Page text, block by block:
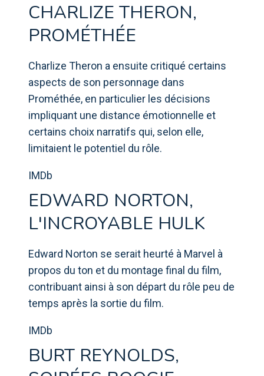
CHARLIZE THERON,
PROMÉTHÉE
Charlize Theron a ensuite critiqué certains
aspects de son personnage dans
Prométhée, en particulier les décisions
impliquant une distance émotionnelle et
certains choix narratifs qui, selon elle,
limitaient le potentiel du rôle.
IMDb
EDWARD NORTON,
L'INCROYABLE HULK
Edward Norton se serait heurté à Marvel à
propos du ton et du montage final du film,
contribuant ainsi à son départ du rôle peu de
temps après la sortie du film.
IMDb
BURT REYNOLDS,